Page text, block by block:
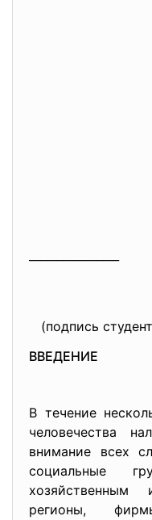
(подпись
ВВЕДЕНИЕ
В течение
человечества
внимание всех
социальные
регионы,